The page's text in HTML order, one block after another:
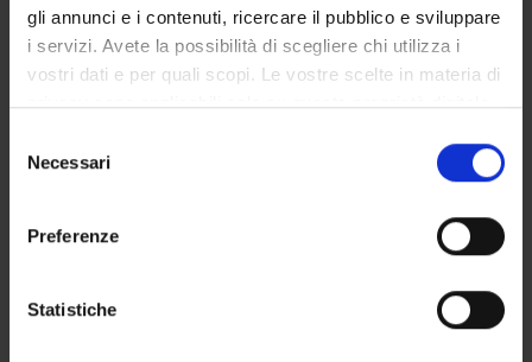
gli annunci e i contenuti, ricercare il pubblico e sviluppare
i servizi. Avete la possibilità di scegliere chi utilizza i
vostri dati e per quali scopi. Le vostre scelte in materia di
privacy sono applicabili solo su questa proprietà digitale
modificare o revocare il proprio consenso in qualsiasi
momento dalla Dichiarazione sui cookie o facendo clic
raccogliere informazioni sulla tua posizione
geografica, con un'approssimazione di qualche
delNecessari
Preferenze
Statistiche
COMMISSIONI
GOVERNANCE
STRUTTURE DEL DIPARTIMENTO
BIBLIOTECHE